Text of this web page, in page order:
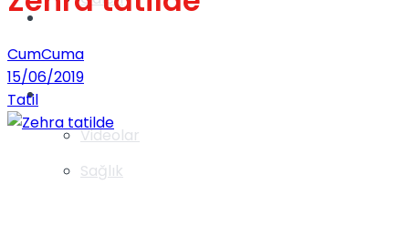
Videolar
Gündem
Sağlık
CumCuma
15/06/2019
Tatil